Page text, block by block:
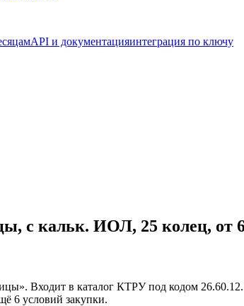
API и документацияинтеграция по ключу
с кальк. ИОЛ, 25 колец, от
Входит в каталог КТРУ под кодом
6 условий закупки.